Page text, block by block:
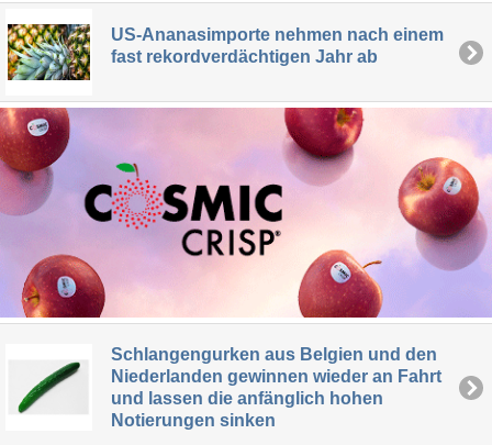
US-Ananasimporte nehmen nach einem
fast rekordverdächtigen Jahr ab
Schlangengurken aus Belgien und den
Niederlanden gewinnen wieder an Fahrt
und lassen die anfänglich hohen
Notierungen sinken